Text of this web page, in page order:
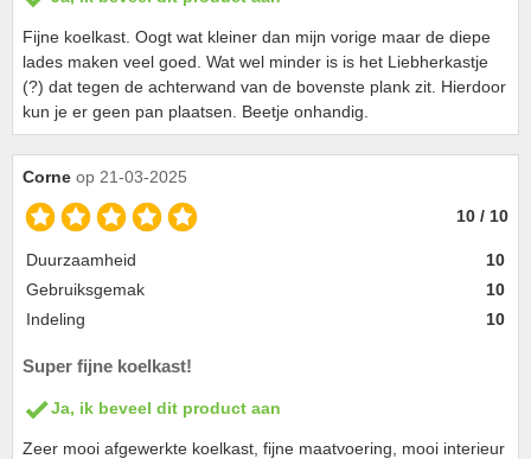
Fijne koelkast. Oogt wat kleiner dan mijn vorige maar de diepe
lades maken veel goed. Wat wel minder is is het Liebherkastje
(?) dat tegen de achterwand van de bovenste plank zit. Hierdoor
kun je er geen pan plaatsen. Beetje onhandig.
Corne op 21-03-2025
10 / 10
Duurzaamheid
10
Gebruiksgemak
10
Indeling
10
Super fijne koelkast!
Ja, ik beveel dit product aan
Zeer mooi afgewerkte koelkast, fijne maatvoering, mooi interieur